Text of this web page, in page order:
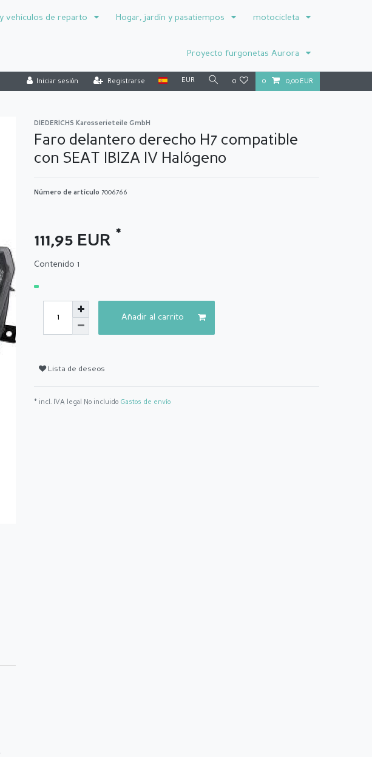
vehículos de reparto Hogar, jardín y pasatiempos motocicleta
Proyecto furgonetas Aurora
Iniciar sesión Registrarse EUR 0 0 0,00 EUR
DIEDERICHS Karosserieteile GmbH
Faro delantero derecho H7 compatible
con SEAT IBIZA IV Halógeno
Número de artículo 7006766
111,95 EUR *
Contenido 1
Añadir al carrito
Lista de deseos
* incl. IVA legal No incluido Gastos de envío